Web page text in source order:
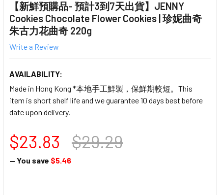
【新鮮預購品- 預計3到7天出貨】JENNY
Cookies Chocolate Flower Cookies | 珍妮曲奇
朱古力花曲奇 220g
Write a Review
AVAILABILITY:
Made in Hong Kong *本地手工鮮製，保鮮期較短。This
item is short shelf life and we guarantee 10 days best before
date upon delivery.
$23.83 $29.29
— You save $5.46